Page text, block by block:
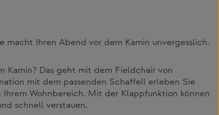
macht Ihren Abend vor dem Kamin unvergesslich.
Kamin? Das geht mit dem Fieldchair von
mit dem passenden Schaffell erleben Sie
Wohnbereich. Mit der Klappfunktion können
schnell verstauen.